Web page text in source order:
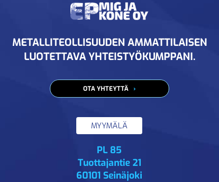
METALLITEOLLISUUDEN AMMATTILAISEN
LUOTETTAVA YHTEISTYÖKUMPPANI.
OTA YHTEYTTÄ
MYYMÄLÄ
PL 85
Tuottajantie 21
60101 Seinäjoki